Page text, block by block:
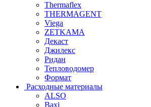
Thermaflex
THERMAGENT
Viega
ZETKAMA
Декаст
Джилекс
Ридан
Тепловодомер
Формат
Расходные материалы
ALSO
Baxi